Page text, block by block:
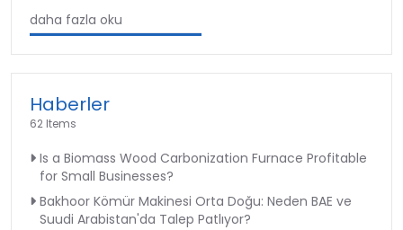
daha fazla oku
Haberler
62 Items
Is a Biomass Wood Carbonization Furnace Profitable
for Small Businesses?
Bakhoor Kömür Makinesi Orta Doğu: Neden BAE ve
Suudi Arabistan'da Talep Patlıyor?